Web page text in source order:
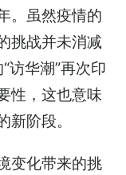
。虽然疫情的
挑战并未消减
访华潮”再次印
性，这也意味
阶段。
变化带来的挑